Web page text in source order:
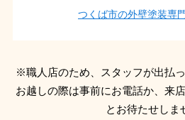
つくば市の外壁塗装専
※職人店のため、スタッフが出払
お越しの際は事前にお電話か、来
とお待たせしま